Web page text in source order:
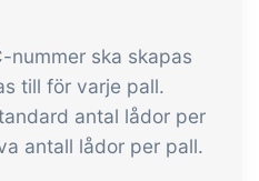
nummer ska skapas
till för varje pall.
antal lådor per
antall lådor per pall.